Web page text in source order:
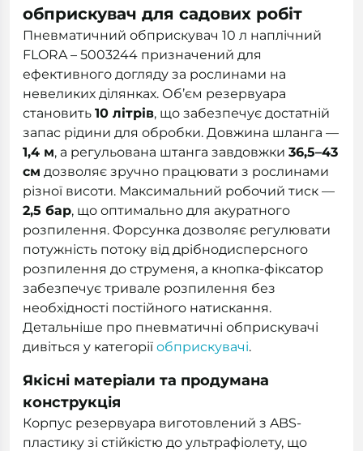
обприскувач для садових робіт
Пневматичний обприскувач 10 л наплічний
FLORA – 5003244 призначений для
ефективного догляду за рослинами на
невеликих ділянках. Об’єм резервуара
становить 10 літрів, що забезпечує достатній
запас рідини для обробки. Довжина шланга —
1,4 м, а регульована штанга завдовжки 36,5–43
см дозволяє зручно працювати з рослинами
різної висоти. Максимальний робочий тиск —
2,5 бар, що оптимально для акуратного
розпилення. Форсунка дозволяє регулювати
потужність потоку від дрібнодисперсного
розпилення до струменя, а кнопка-фіксатор
забезпечує тривале розпилення без
необхідності постійного натискання.
Детальніше про пневматичні обприскувачі
дивіться у категорії обприскувачі.
Якісні матеріали та продумана
конструкція
Корпус резервуара виготовлений з ABS-
пластику зі стійкістю до ультрафіолету, що